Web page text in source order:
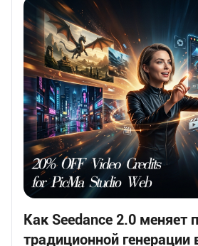
Как Seedance 2.0 меняет
традиционной генерации